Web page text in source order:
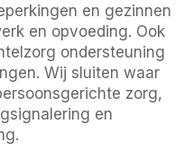
en gezinnen
en opvoeding. Ook
ondersteuning
Wij sluiten waar
zorg,
en